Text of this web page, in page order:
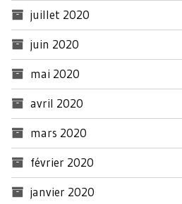
juillet 2020
juin 2020
mai 2020
avril 2020
mars 2020
février 2020
janvier 2020